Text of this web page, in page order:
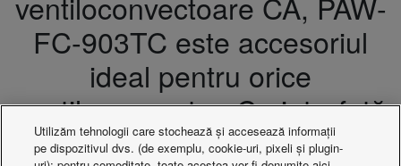
FC-903TC este accesoriul
ideal pentru orice
ventiloconvector. Cu interfață
intuitivă pentru utilizator, prin
Utilizăm tehnologii care stochează și accesează informații
pe dispozitivul dvs. (de exemplu, cookie-uri, pixeli și plugin-